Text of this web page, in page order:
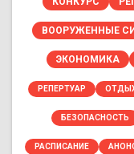
ВООРУЖЕННЫЕ
ЭКОНОМИКА
РЕПЕРТУАР
БЕЗОПАСНОСТЬ
РАСПИСАНИЕ